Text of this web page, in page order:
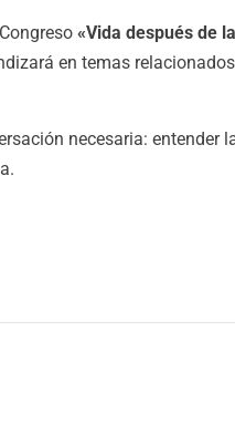
«Vida después de la
en temas
necesaria: entender